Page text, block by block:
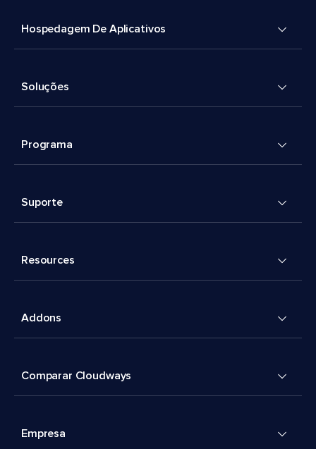
Hospedagem De Aplicativos
Soluções
Programa
Suporte
Resources
Addons
Comparar Cloudways
Empresa